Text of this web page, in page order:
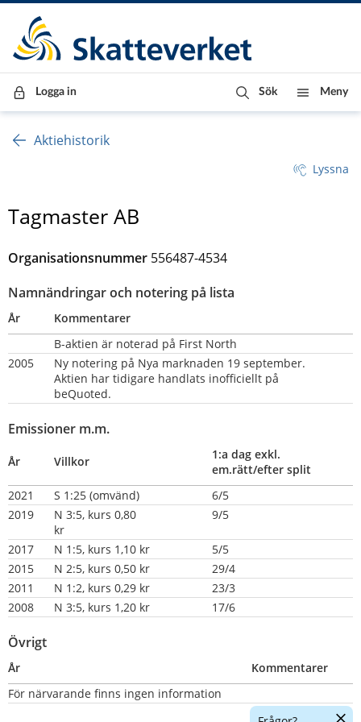
Till innehåll
Till navigationen
Till chattrobot
Logga in Sök Meny
Aktiehistorik
Lyssna
Tagmaster AB
Organisationsnummer 556487-4534
Namnändringar och notering på lista
År
Kommentarer
B-aktien är noterad på First North
2005
Ny notering på Nya marknaden 19 september.
Aktien har tidigare handlats inofficiellt på
beQuoted.
Emissioner m.m.
År Villkor
1:a dag exkl.
em.rätt/efter split
2021
S 1:25 (omvänd)
6/5
2019
N 3:5, kurs 0,80
kr
9/5
2017 N 1:5, kurs 1,10 kr
5/5
2015
N 2:5, kurs 0,50 kr
29/4
2011
N 1:2, kurs 0,29 kr
23/3
2008
N 3:5, kurs 1,20 kr 17/6
Övrigt
År
Kommentarer
För närvarande finns ingen information
Dölj